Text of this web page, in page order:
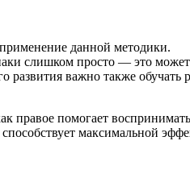
данной методики.
слишком просто — это может
развития важно также
правое помогает
максимальной